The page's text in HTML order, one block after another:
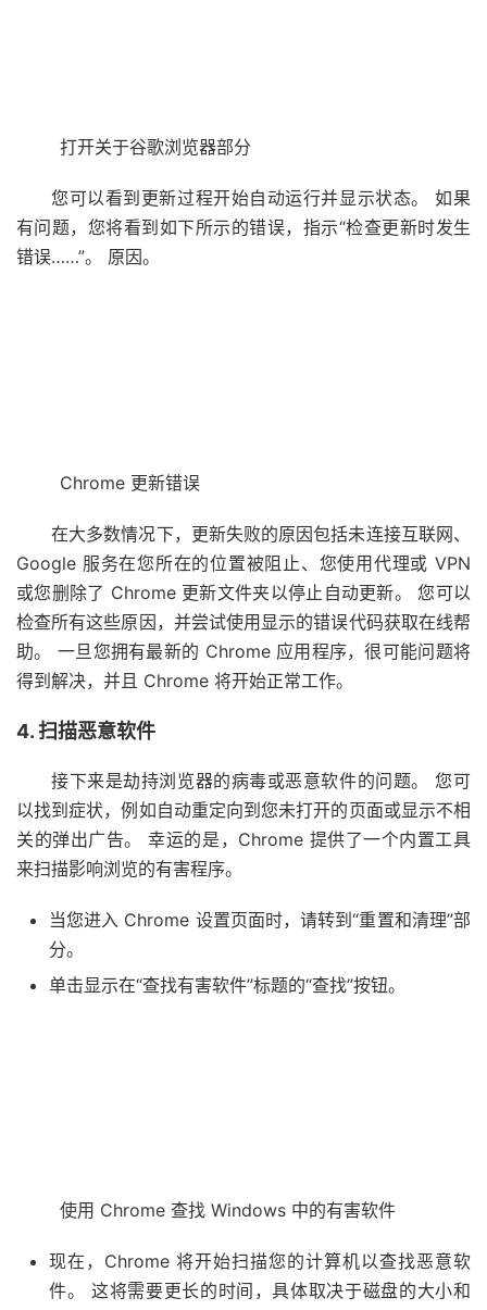
打开关于谷歌浏览器部分
您可以看到更新过程开始自动运行并显示状态。 如果
有问题，您将看到如下所示的错误，指示“检查更新时发生
错误……”。 原因。
Chrome 更新错误
在大多数情况下，更新失败的原因包括未连接互联网、
Google 服务在您所在的位置被阻止、您使用代理或 VPN
或您删除了 Chrome 更新文件夹以停止自动更新。 您可以
检查所有这些原因，并尝试使用显示的错误代码获取在线帮
助。 一旦您拥有最新的 Chrome 应用程序，很可能问题将
得到解决，并且 Chrome 将开始正常工作。
4. 扫描恶意软件
接下来是劫持浏览器的病毒或恶意软件的问题。 您可
以找到症状，例如自动重定向到您未打开的页面或显示不相
关的弹出广告。 幸运的是，Chrome 提供了一个内置工具
来扫描影响浏览的有害程序。
当您进入 Chrome 设置页面时，请转到“重置和清理”部
分。
单击显示在“查找有害软件”标题的“查找”按钮。
使用 Chrome 查找 Windows 中的有害软件
现在，Chrome 将开始扫描您的计算机以查找恶意软
件。 这将需要更长的时间，具体取决于磁盘的大小和